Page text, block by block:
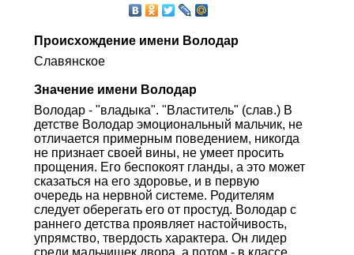
Происхождение имени Володар
Славянское
Значение имени Володар
Володар - "владыка". "Властитель" (слав.) В
детстве Володар эмоциональный мальчик, не
отличается примерным поведением, никогда
не признает своей вины, не умеет просить
прощения. Его беспокоят гланды, а это может
сказаться на его здоровье, и в первую
очередь на нервной системе. Родителям
следует оберегать его от простуд. Володар с
раннего детства проявляет настойчивость,
упрямство, твердость характера. Он лидер
среди мальчишек двора, а потом - в классе.